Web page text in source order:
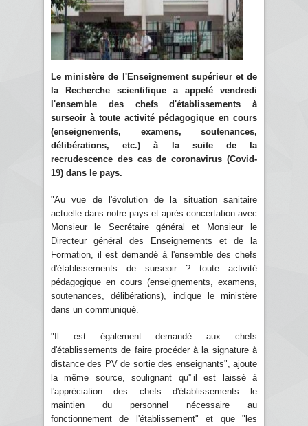
Le ministère de l'Enseignement supérieur et de
la Recherche scientifique a appelé vendredi
l'ensemble des chefs d'établissements à
surseoir à toute activité pédagogique en cours
(enseignements, examens, soutenances,
délibérations, etc.) à la suite de la
recrudescence des cas de coronavirus (Covid-
19) dans le pays.
"Au vue de l'évolution de la situation sanitaire
actuelle dans notre pays et après concertation avec
Monsieur le Secrétaire général et Monsieur le
Directeur général des Enseignements et de la
Formation, il est demandé à l'ensemble des chefs
d'établissements de surseoir ? toute activité
pédagogique en cours (enseignements, examens,
soutenances, délibérations), indique le ministère
dans un communiqué.
"Il est également demandé aux chefs
d'établissements de faire procéder à la signature à
distance des PV de sortie des enseignants", ajoute
la même source, soulignant qu'"il est laissé à
l'appréciation des chefs d'établissements le
maintien du personnel nécessaire au
fonctionnement de l'établissement" et que "les